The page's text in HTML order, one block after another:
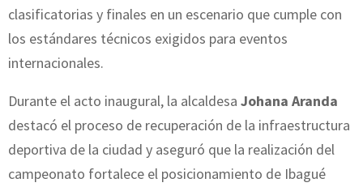
clasificatorias y finales en un escenario que cumple con
los estándares técnicos exigidos para eventos
internacionales.
Durante el acto inaugural, la alcaldesa Johana Aranda
destacó el proceso de recuperación de la infraestructura
deportiva de la ciudad y aseguró que la realización del
campeonato fortalece el posicionamiento de Ibagué